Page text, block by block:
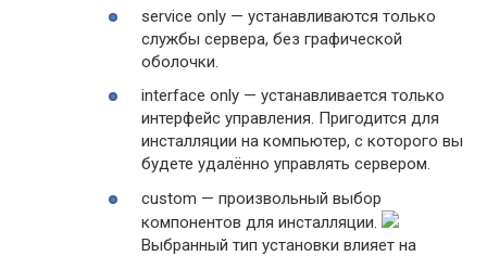
service only — устанавливаются только
службы сервера, без графической
оболочки.
interface only — устанавливается только
интерфейс управления. Пригодится для
инсталляции на компьютер, с которого вы
будете удалённо управлять сервером.
custom — произвольный выбор
компонентов для инсталляции.
Выбранный тип установки влияет на